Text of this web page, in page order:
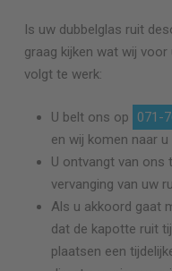
Is uw dubbelglas ruit
graag kijken wat wij
volgt te werk:
U belt ons op
071-
en wij komen naar
U ontvangt van ons
vervanging van uw
Als u akkoord gaat
dat de kapotte ruit
plaatsen een